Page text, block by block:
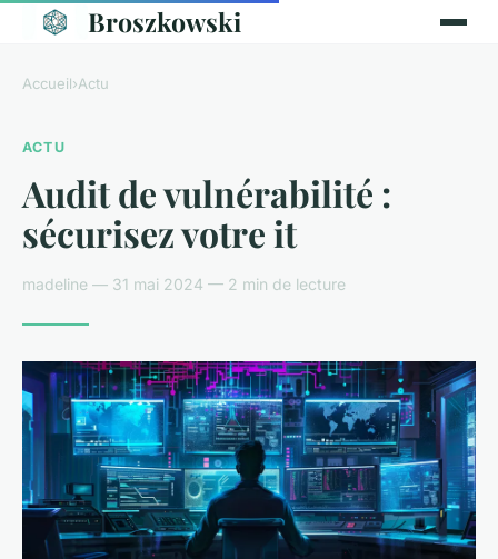
Broszkowski
Accueil›Actu
ACTU
Audit de vulnérabilité :
sécurisez votre it
madeline — 31 mai 2024 — 2 min de lecture